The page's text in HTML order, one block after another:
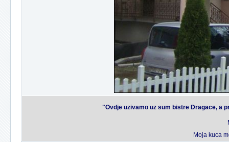
"Ovdje uzivamo uz sum bistre Dragace, a
Moja kuca